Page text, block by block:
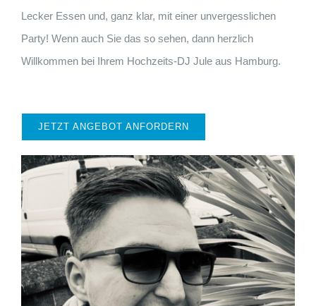
Lecker Essen und, ganz klar, mit einer unvergesslichen
Party! Wenn auch Sie das so sehen, dann herzlich
Willkommen bei Ihrem Hochzeits-DJ Jule aus Hamburg.
JETZT ANGEBOT ANFORDERN